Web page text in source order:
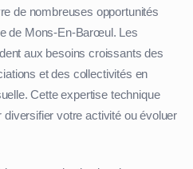
de nombreuses opportunités
de Mons-En-Barœul. Les
aux besoins croissants des
et des collectivités en
Cette expertise technique
votre activité ou évoluer